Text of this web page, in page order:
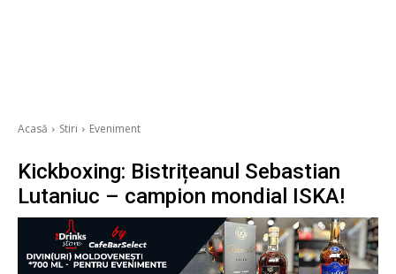
Acasă Stiri Eveniment
Kickboxing: Bistrițeanul Sebastian
Lutaniuc – campion mondial ISKA!